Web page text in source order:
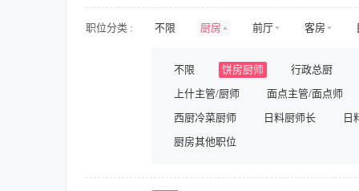
海南
山东 山西
河北
新疆
西藏 内蒙古 香港
职位分类 : 不限 厨房 前厅 客房
房地产开发
房地产规划与设计
人力资源
行政
财务/审计/税务
影视/演出
储备/实习 兼职
不限 饼房厨师
行政总厨
上什主管/厨师
面点主管/面点师
西厨冷菜厨师
日料厨师长
日
厨房其他职位